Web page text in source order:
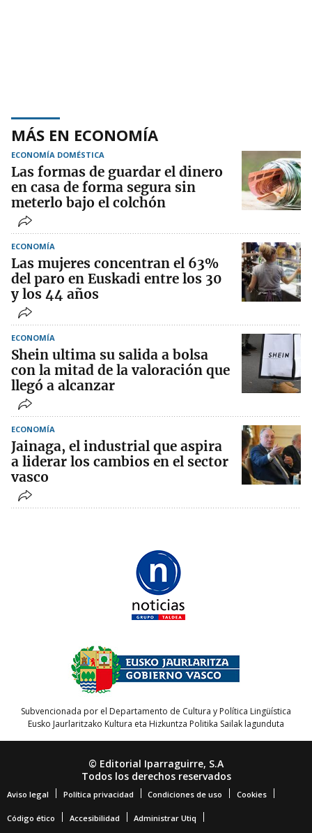
MÁS EN ECONOMÍA
ECONOMÍA DOMÉSTICA
Las formas de guardar el dinero
en casa de forma segura sin
meterlo bajo el colchón
ECONOMÍA
Las mujeres concentran el 63%
del paro en Euskadi entre los 30
y los 44 años
ECONOMÍA
Shein ultima su salida a bolsa
con la mitad de la valoración que
llegó a alcanzar
ECONOMÍA
Jainaga, el industrial que aspira
a liderar los cambios en el sector
vasco
Subvencionada por el Departamento de Cultura y Política Lingüística
Eusko Jaurlaritzako Kultura eta Hizkuntza Politika Sailak lagunduta
© Editorial Iparraguirre, S.A
Todos los derechos reservados
Aviso legal Política privacidad Condiciones de uso Cookies
Código ético Accesibilidad Administrar Utiq